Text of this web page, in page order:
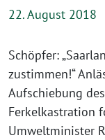
22. August 2018
Schöpfer:
zustimmen!“
Aufschiebung
Ferkelkastration
Umweltminister